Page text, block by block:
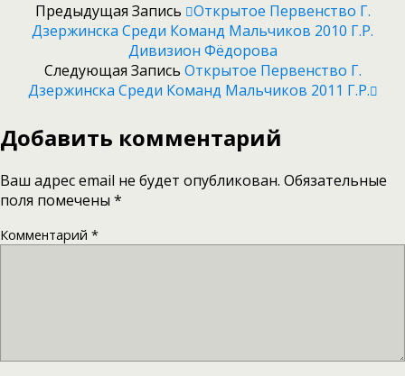
Предыдущая Запись
Открытое Первенство Г.
Дзержинска Среди Команд Мальчиков 2010 Г.р.
Дивизион Фёдорова
Следующая Запись Открытое Первенство Г.
Дзержинска Среди Команд Мальчиков 2011 Г.р.
Добавить комментарий
Ваш адрес email не будет опубликован. Обязательные
поля помечены *
Комментарий *